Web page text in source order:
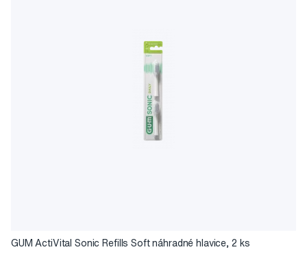
GUM ActiVital Sonic Refills Soft náhradné hlavice, 2 ks